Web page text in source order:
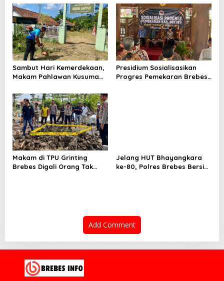
Tembus 10,2 Ton per Hektare
Telan Korban, Innova
Hantam Pohon di
Bantarkawung
Sambut Hari Kemerdekaan,
Makam Pahlawan Kusuma
Dibersihkan
Presidium Sosialisasikan
Progres Pemekaran Brebes
Makam di TPU Grinting
Brebes Digali Orang Tak
Jelang HUT Bhayangkara
ke-80, Polres Brebes Bersih-
Add Comment